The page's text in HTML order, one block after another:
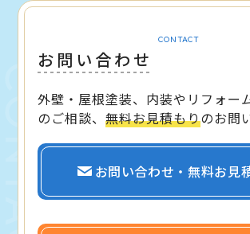
CONTACT
お問い合わせ
外壁・屋根塗装、内装やリフォー
のご相談、無料お見積もりのお問
お問い合わせ・無料お見